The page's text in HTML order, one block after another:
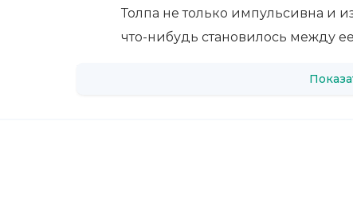
Толпа не только импульсивна и
что-нибудь становилось между